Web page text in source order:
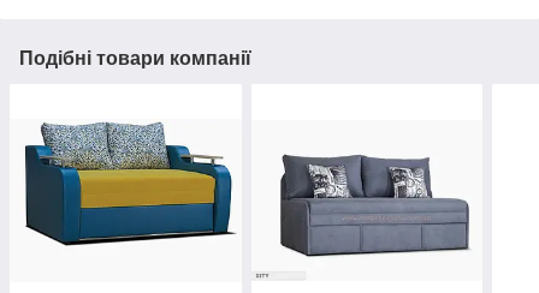
Подібні товари компанії